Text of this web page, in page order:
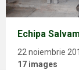
Echipa
22 noiembrie
17 images